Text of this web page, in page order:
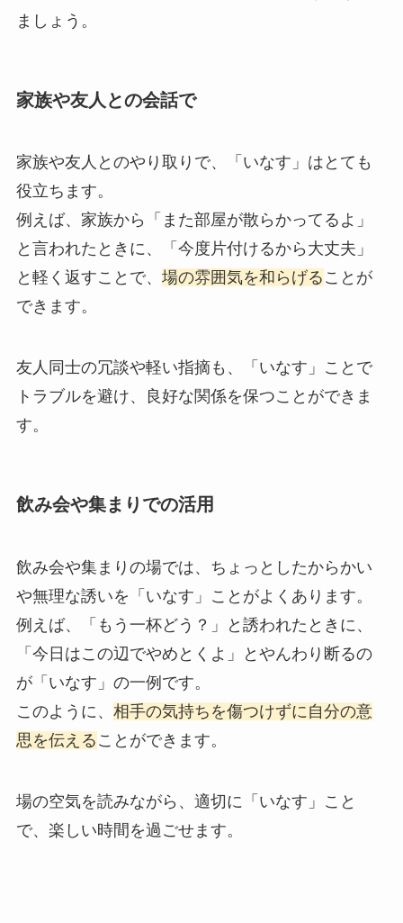
ましょう。
家族や友人との会話で
家族や友人とのやり取りで、「いなす」はとても
役立ちます。
例えば、家族から「また部屋が散らかってるよ」
と言われたときに、「今度片付けるから大丈夫」
と軽く返すことで、 場の雰囲気を和らげる ことが
できます。
友人同士の冗談や軽い指摘も、「いなす」ことで
トラブルを避け、良好な関係を保つことができま
す。
飲み会や集まりでの活用
飲み会や集まりの場では、ちょっとしたからかい
や無理な誘いを「いなす」ことがよくあります。
例えば、「もう一杯どう？」と誘われたときに、
「今日はこの辺でやめとくよ」とやんわり断るの
が「いなす」の一例です。
このように、 相手の気持ちを傷つけずに自分の意
思を伝える ことができます。
場の空気を読みながら、適切に「いなす」こと
で、楽しい時間を過ごせます。